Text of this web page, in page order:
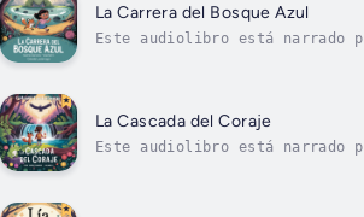
La Carrera del Bosque Azul
Este audiolibro está narrado
La Cascada del Coraje
Este audiolibro está narrado